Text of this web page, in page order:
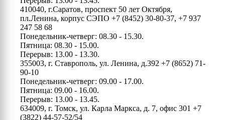
410040, г.Саратов, проспект 50 лет Октября,
пл.Ленина, корпус СЭПО +7 (8452) 30-80-37, +7 937
247 58 68
Понедельник-четверг: 08.30 - 15.30.
Пятница: 08.30 - 15.00.
Перерыв: 13.00 - 13.30.
355003, г. Ставрополь, ул. Ленина, д.392 +7 (8652) 71-
90-10
Понедельник-четверг: 09.00 - 17.00.
Пятница: 09.00 - 16.00.
Перерыв: 13.00 - 13.45.
634009, г. Томск, ул. Карла Маркса, д. 7, офис 301 +7
(3822) 44-57-52/54